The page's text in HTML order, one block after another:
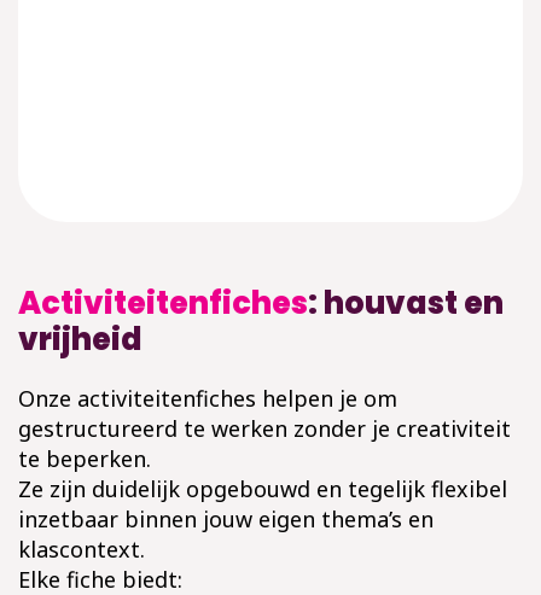
Activiteitenfiches: houvast en
vrijheid
Onze activiteitenfiches helpen je om
gestructureerd te werken zonder je creativiteit
te beperken.
Ze zijn duidelijk opgebouwd en tegelijk flexibel
inzetbaar binnen jouw eigen thema’s en
klascontext.
Elke fiche biedt: